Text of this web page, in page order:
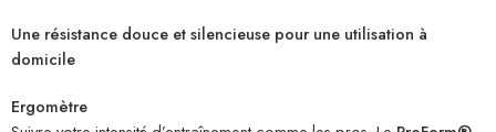
Une résistance douce et silencieuse pour une utilisation à
domicile
Ergomètre